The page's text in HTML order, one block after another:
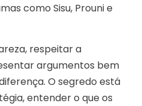
como Sisu, Prouni e
respeitar a
argumentos bem
O segredo está
entender o que os